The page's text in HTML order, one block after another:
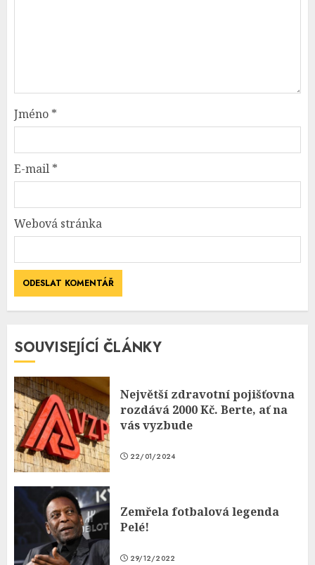
Jméno *
E-mail *
Webová stránka
SOUVISEJÍCÍ ČLÁNKY
Největší zdravotní pojišťovna
rozdává 2000 Kč. Berte, ať na
vás vyzbude
22/01/2024
Zemřela fotbalová legenda
Pelé!
29/12/2022